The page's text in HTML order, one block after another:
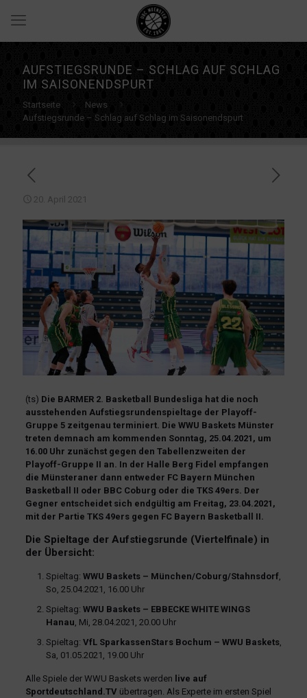
AUFSTIEGSRUNDE – SCHLAG AUF SCHLAG
IM SAISONENDSPURT
Startseite
News
Aufstiegsrunde – Schlag auf Schlag im Saisonendspurt
20. April 2021
(ts) Die BARMER 2. Basketball Bundesliga hat die noch
ausstehenden Aufstiegsrundenspieltage der Playoff-
Gruppe 5 zeitgenau terminiert. Die WWU Baskets Münster
treten demnach am kommenden Sonntag, 25.04.2021, um
16.00 Uhr zunächst gegen den Tabellenzweiten der
Playoff-Gruppe II an. In der Halle Berg Fidel empfangen
die Münsteraner dann entweder FC Bayern München
Basketball II oder BBC Coburg oder die TKS 49ers. Der
Gegner entscheidet sich endgültig am Freitag, 23.04.2021,
mit der Partie TKS 49ers gegen FC Bayern Basketball II.
Die Spieltage der Aufstiegsrunde (Viertelfinale) in
der Übersicht:
Spieltag: WWU Baskets – München/Coburg/Stahnsdorf,
So, 25.04.2021, 16.00 Uhr
Spieltag: WWU Baskets – EBBECKE WHITE WINGS
Hanau, Mi, 28.04.2021, 20.00 Uhr
Spieltag: VfL SparkassenStars Bochum – WWU Baskets,
Sa, 01.05.2021, 19.00 Uhr
Alle Spiele der WWU Baskets werden live auf
Sportdeutschland.TV übertragen. Als Experte im ersten Spiel